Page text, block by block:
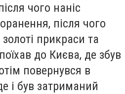
чого наніс
після чого
прикраси та
поїхав до Києва, де збув
повернувся в
і був затриманий